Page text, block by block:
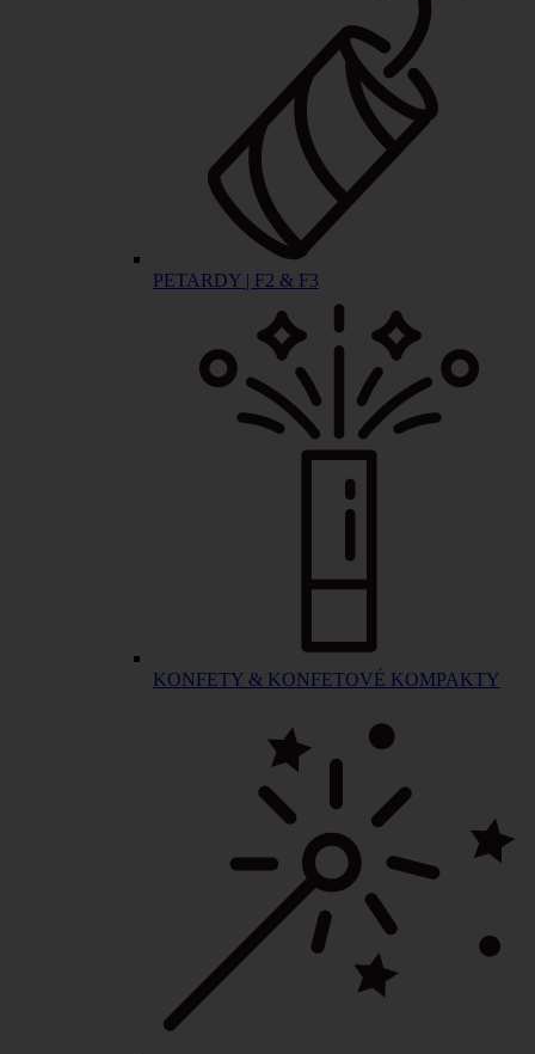
PETARDY | F2 & F3
KONFETY & KONFETOVÉ KOMPAKTY